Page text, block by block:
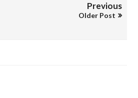
Previous
Older Post